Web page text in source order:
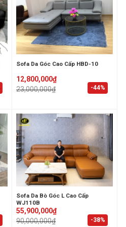
-44%
Sofa Da Góc Cao Cấp HBD-10
23,000,000₫
Original
price
was:
12,800,000₫
Current
price
is:
-38%
Sofa Da Bò Góc L Cao Cấp
WJ110B
90,000,000₫
Original
price
was:
55,900,000₫
Current
price
is: